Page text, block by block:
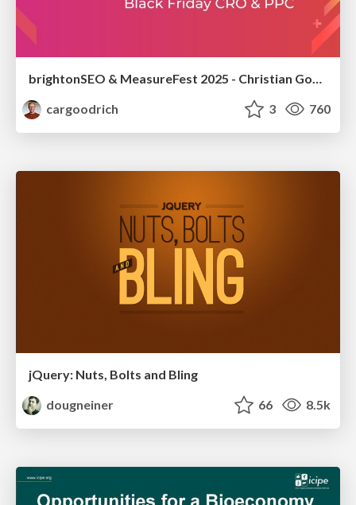
cargoodrich
3 760
jQuery: Nuts, Bolts and Bling
dougneiner
66 8.5k